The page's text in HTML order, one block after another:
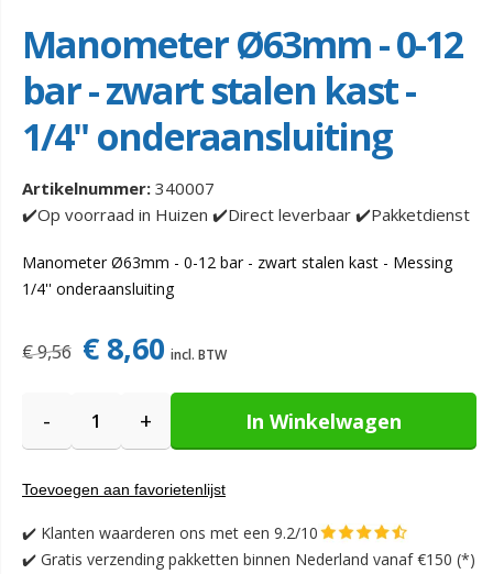
Manometer Ø63mm - 0-12
bar - zwart stalen kast -
1/4'' onderaansluiting
Artikelnummer: 340007
✔️Op voorraad in Huizen ✔️Direct leverbaar ✔️Pakketdienst
Manometer Ø63mm - 0-12 bar - zwart stalen kast - Messing
1/4'' onderaansluiting
€ 8,60
€ 9,56
- + In Winkelwagen
Toevoegen aan favorietenlijst
✔️ Klanten waarderen ons met een 9.2/10
✔️ Gratis verzending pakketten binnen Nederland vanaf €150 (*)